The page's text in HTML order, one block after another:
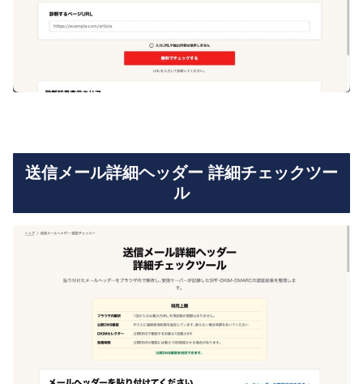
送信メール詳細ヘッダー 詳細チェックツー
ル